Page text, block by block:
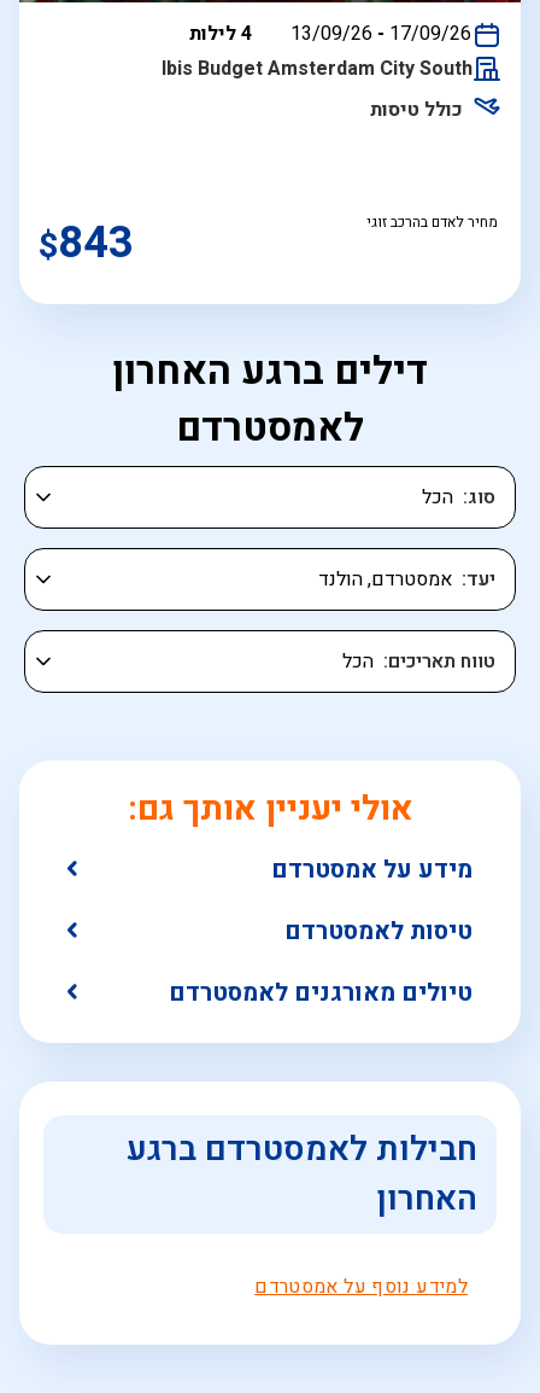
בין
13/09/26 - 17/09/26
4 לילות
Ibis Budget Amsterdam City South
כולל טיסות
מחיר לאדם בהרכב זוגי $843
דילים ברגע האחרון
לאמסטרדם
יעד
סוג
טווח תאריכים
אולי יעניין אותך גם:
מידע על אמסטרדם
טיסות לאמסטרדם
טיולים מאורגנים לאמסטרדם
חבילות לאמסטרדם ברגע
האחרון
למידע נוסף על אמסטרדם